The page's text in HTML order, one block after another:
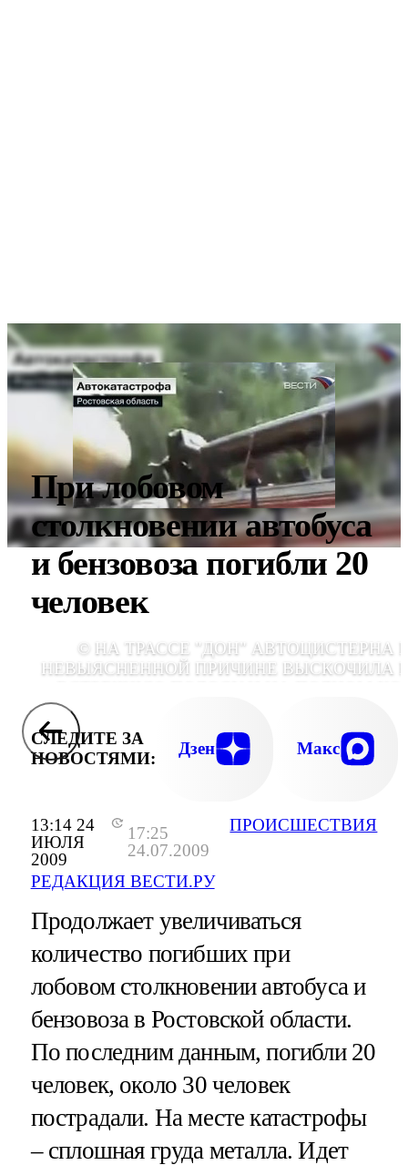
13:14 24
ИЮЛЯ
2009
17:25
24.07.2009
РЕДАКЦИЯ ВЕСТИ.РУ
ПРОИСШЕСТВИЯ
При лобовом
столкновении автобуса
и бензовоза погибли 20
человек
© НА ТРАССЕ "ДОН" АВТОЦИСТЕРНА
НЕВЫЯСНЕННОЙ ПРИЧИНЕ ВЫСКОЧИЛА
АВТОБУСОМ. ПОГИБ 21
СЛЕДИТЕ ЗА
НОВОСТЯМИ:
Дзен Макс
Продолжает увеличиваться
количество погибших при
лобовом столкновении автобуса и
бензовоза в Ростовской области.
По последним данным, погибли 20
человек, около 30 человек
пострадали. На месте катастрофы
– сплошная груда металла. Идет